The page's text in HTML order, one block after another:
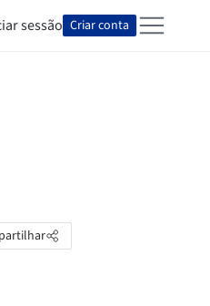
sessão Criar conta